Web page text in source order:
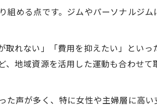
める点です。ジムやパーソナルジム
れない」「費用を抑えたい」といっ
地域資源を活用した運動も合わせて
声が多く、特に女性や主婦層に高い